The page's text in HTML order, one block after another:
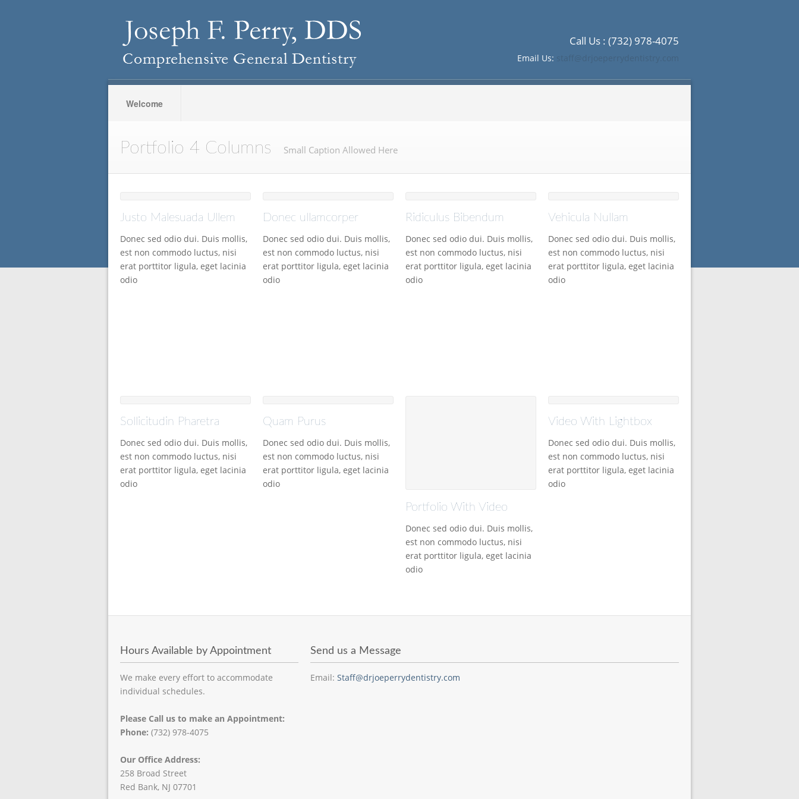
Call Us : (732) 978-4075
Email Us:
Welcome
Portfolio 4 Columns Small Caption Allowed Here
Justo Malesuada Ullem
Donec sed odio dui. Duis mollis,
est non commodo luctus, nisi
erat porttitor ligula, eget lacinia
odio
Donec ullamcorper
Donec sed odio dui. Duis mollis,
est non commodo luctus, nisi
erat porttitor ligula, eget lacinia
odio
Ridiculus Bibendum
Donec sed odio dui. Duis mollis,
est non commodo luctus, nisi
erat porttitor ligula, eget lacinia
odio
Vehicula Nullam
Donec sed odio dui. Duis mollis,
est non commodo luctus, nisi
erat porttitor ligula, eget lacinia
odio
Sollicitudin Pharetra
Donec sed odio dui. Duis mollis,
est non commodo luctus, nisi
erat porttitor ligula, eget lacinia
odio
Quam Purus
Donec sed odio dui. Duis mollis,
est non commodo luctus, nisi
erat porttitor ligula, eget lacinia
odio
Portfolio With Video
Donec sed odio dui. Duis mollis,
est non commodo luctus, nisi
erat porttitor ligula, eget lacinia
odio
Video With Lightbox
Donec sed odio dui. Duis mollis,
est non commodo luctus, nisi
erat porttitor ligula, eget lacinia
odio
Hours Available by Appointment
We make every effort to accommodate
individual schedules.
Please Call us to make an Appointment:
Phone: (732) 978-4075
Our Office Address:
258 Broad Street
Red Bank, NJ 07701
Send us a Message
Email: Staff@drjoeperrydentistry.com